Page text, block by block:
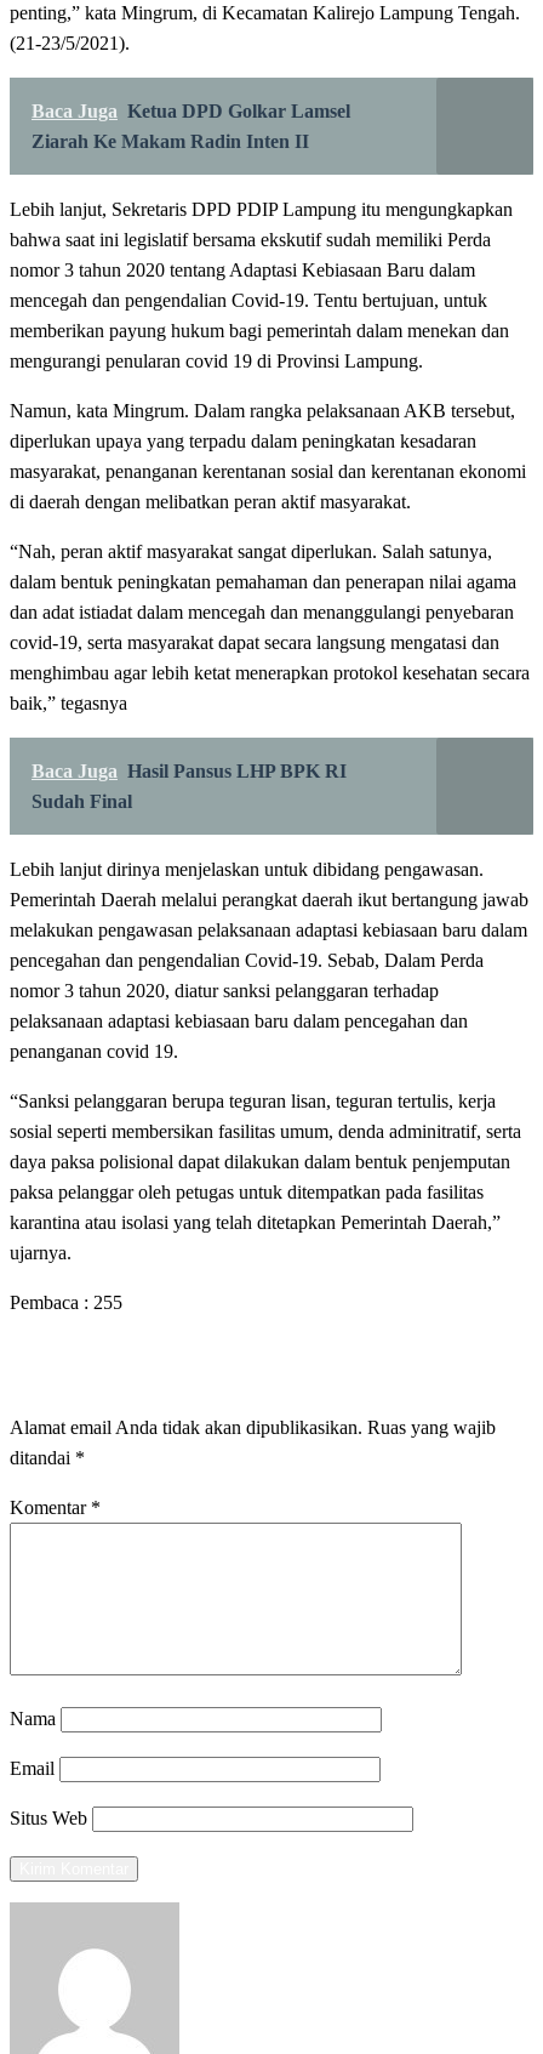
penting,” kata Mingrum, di Kecamatan Kalirejo Lampung Tengah.
(21-23/5/2021).
Baca Juga Ketua DPD Golkar Lamsel
Ziarah Ke Makam Radin Inten II
Lebih lanjut, Sekretaris DPD PDIP Lampung itu mengungkapkan
bahwa saat ini legislatif bersama ekskutif sudah memiliki Perda
nomor 3 tahun 2020 tentang Adaptasi Kebiasaan Baru dalam
mencegah dan pengendalian Covid-19. Tentu bertujuan, untuk
memberikan payung hukum bagi pemerintah dalam menekan dan
mengurangi penularan covid 19 di Provinsi Lampung.
Namun, kata Mingrum. Dalam rangka pelaksanaan AKB tersebut,
diperlukan upaya yang terpadu dalam peningkatan kesadaran
masyarakat, penanganan kerentanan sosial dan kerentanan ekonomi
di daerah dengan melibatkan peran aktif masyarakat.
“Nah, peran aktif masyarakat sangat diperlukan. Salah satunya,
dalam bentuk peningkatan pemahaman dan penerapan nilai agama
dan adat istiadat dalam mencegah dan menanggulangi penyebaran
covid-19, serta masyarakat dapat secara langsung mengatasi dan
menghimbau agar lebih ketat menerapkan protokol kesehatan secara
baik,” tegasnya
Baca Juga Hasil Pansus LHP BPK RI
Sudah Final
Lebih lanjut dirinya menjelaskan untuk dibidang pengawasan.
Pemerintah Daerah melalui perangkat daerah ikut bertangung jawab
melakukan pengawasan pelaksanaan adaptasi kebiasaan baru dalam
pencegahan dan pengendalian Covid-19. Sebab, Dalam Perda
nomor 3 tahun 2020, diatur sanksi pelanggaran terhadap
pelaksanaan adaptasi kebiasaan baru dalam pencegahan dan
penanganan covid 19.
“Sanksi pelanggaran berupa teguran lisan, teguran tertulis, kerja
sosial seperti membersikan fasilitas umum, denda adminitratif, serta
daya paksa polisional dapat dilakukan dalam bentuk penjemputan
paksa pelanggar oleh petugas untuk ditempatkan pada fasilitas
karantina atau isolasi yang telah ditetapkan Pemerintah Daerah,”
ujarnya.
Pembaca : 255
Alamat email Anda tidak akan dipublikasikan. Ruas yang wajib
ditandai *
Komentar *
Nama
Email
Situs Web